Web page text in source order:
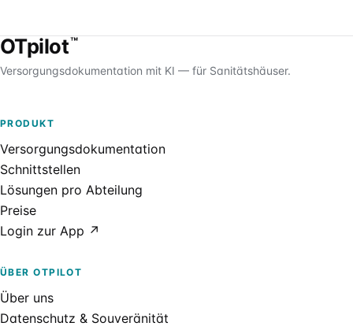
OTpilot™
Versorgungsdokumentation mit KI — für Sanitätshäuser.
PRODUKT
Versorgungsdokumentation
Schnittstellen
Lösungen pro Abteilung
Preise
Login zur App ↗
ÜBER OTPILOT
Über uns
Datenschutz & Souveränität